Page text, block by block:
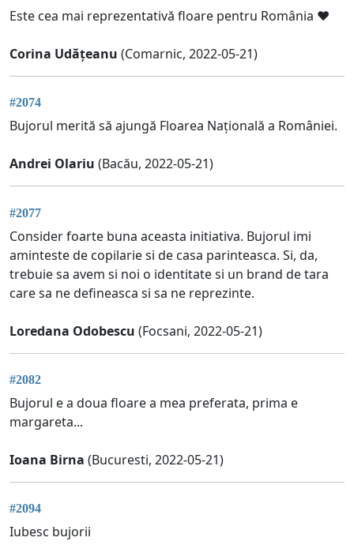
Este cea mai reprezentativă floare pentru România ❤
Corina Udățeanu (Comarnic, 2022-05-21)
#2074
Bujorul merită să ajungă Floarea Națională a României.
Andrei Olariu (Bacău, 2022-05-21)
#2077
Consider foarte buna aceasta initiativa. Bujorul imi
aminteste de copilarie si de casa parinteasca. Si, da,
trebuie sa avem si noi o identitate si un brand de tara
care sa ne defineasca si sa ne reprezinte.
Loredana Odobescu (Focsani, 2022-05-21)
#2082
Bujorul e a doua floare a mea preferata, prima e
margareta...
Ioana Birna (Bucuresti, 2022-05-21)
#2094
Iubesc bujorii